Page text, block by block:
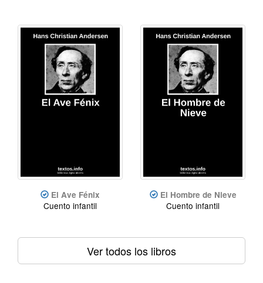
El Ave Fénix
Cuento infantil
El Hombre de Nieve
Cuento infantil
Ver todos los libros